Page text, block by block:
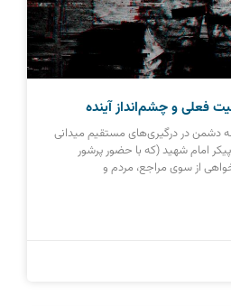
فعلی و چشم‌انداز آینده
دشمن در درگیری‌های مستقیم میدانی
امام شهید (که با حضور پرشور
از سوی مراجع، مردم و